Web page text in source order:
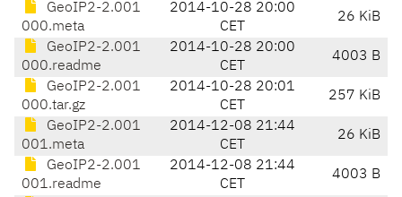
GeoIP2-2.001
000.meta
2014-10-28 20:00
CET
26 KiB
GeoIP2-2.001
000.readme
2014-10-28 20:00
CET
4003 B
GeoIP2-2.001
000.tar.gz
2014-10-28 20:01
CET
257 KiB
GeoIP2-2.001
001.meta
2014-12-08 21:44
CET
26 KiB
GeoIP2-2.001
001.readme
2014-12-08 21:44
CET
4003 B